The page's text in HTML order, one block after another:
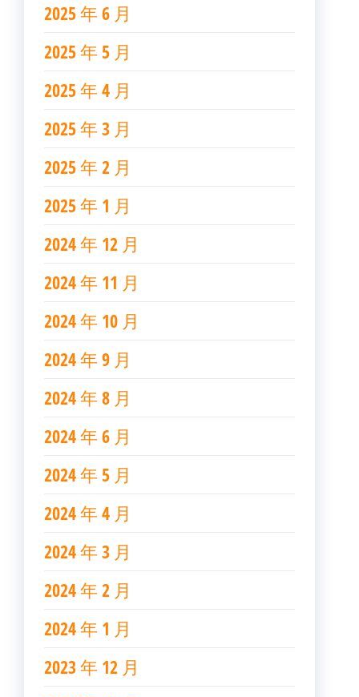
2025 年 6 月
2025 年 5 月
2025 年 4 月
2025 年 3 月
2025 年 2 月
2025 年 1 月
2024 年 12 月
2024 年 11 月
2024 年 10 月
2024 年 9 月
2024 年 8 月
2024 年 6 月
2024 年 5 月
2024 年 4 月
2024 年 3 月
2024 年 2 月
2024 年 1 月
2023 年 12 月